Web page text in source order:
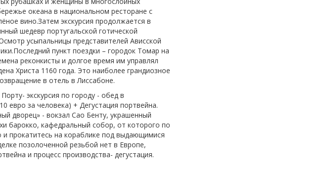
океана в национальном ресторане с
вино.Затем экскурсия продолжается в
шедевр португальской готической
усыпальницы представителей Ависской
пункт поездки – городок Томар на
реконкисты и долгое время им управлял
Христа 1160 года. Это наиболее грандиозное
в отель в Лиссабоне.
экскурсия по городу - обед в
евро за человека) + Дегустация портвейна.
дворец» - вокзал Сао Бенту, украшенный
барокко, кафедральный собор, от которого по
прокатитесь на кораблике под выдающимися
позолоченной резьбой нет в Европе,
и процесс производства- дегустация.